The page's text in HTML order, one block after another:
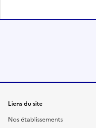
Liens du site
Nos établissements